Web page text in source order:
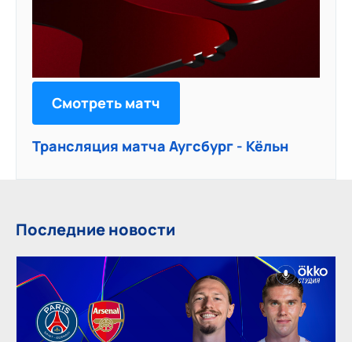
Смотреть матч
Трансляция матча Аугсбург - Кёльн
Последние новости